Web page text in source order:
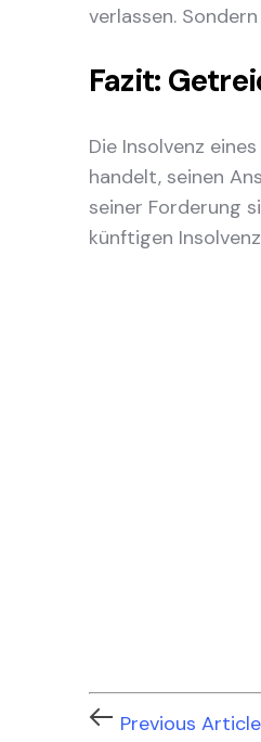
verlassen.
Fazit:
Die Insolvenz
handelt, seinen
seiner Forderung
künftigen
Previous Article